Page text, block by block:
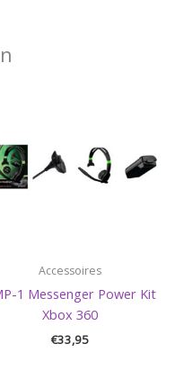
Accessoires
1 Messenger Power Kit
Xbox 360
€33,95